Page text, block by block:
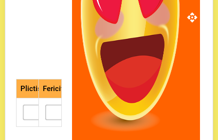
PlictisitFericit